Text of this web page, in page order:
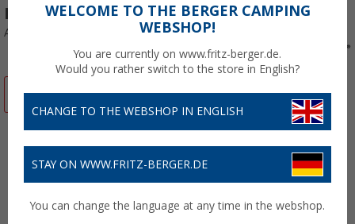
Ersatzteilnummer 1500600907
Art.-Nr.: 230022
%
WELCOME TO THE BERGER CAMPING
WEBSHOP!
You are currently on www.fritz-berger.de.
Would you rather switch to the store in English?
CHANGE TO THE WEBSHOP IN ENGLISH
STAY ON WWW.FRITZ-BERGER.DE
You can change the language at any time in the webshop.